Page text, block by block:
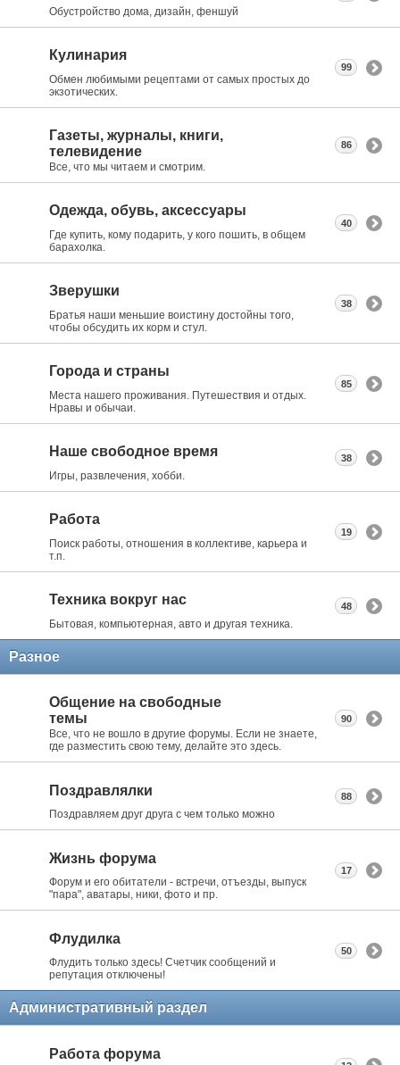
Обустройство дома, дизайн, феншуй
Кулинария
Обмен любимыми рецептами от самых простых до
экзотических.
99
Газеты, журналы, книги,
телевидение
Все, что мы читаем и смотрим.
86
Одежда, обувь, аксессуары
Где купить, кому подарить, у кого пошить, в общем
барахолка.
40
Зверушки
Братья наши меньшие воистину достойны того,
чтобы обсудить их корм и стул.
38
Города и страны
Места нашего проживания. Путешествия и отдых.
Нравы и обычаи.
85
Наше свободное время
Игры, развлечения, хобби.
38
Работа
Поиск работы, отношения в коллективе, карьера и
т.п.
19
Техника вокруг нас
Бытовая, компьютерная, авто и другая техника.
48
Разное
Общение на свободные
темы
Все, что не вошло в другие форумы. Если не знаете,
где разместить свою тему, делайте это здесь.
90
Поздравлялки
Поздравляем друг друга с чем только можно
88
Жизнь форума
Форум и его обитатели - встречи, отъезды, выпуск
"пара", аватары, ники, фото и пр.
17
Флудилка
Флудить только здесь! Счетчик сообщений и
репутация отключены!
50
Административный раздел
Работа форума